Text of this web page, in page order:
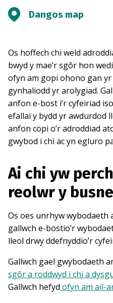
Dangos map
Os hoffech chi weld
bwyd y mae’r sgôr hon
ofyn am gopi ohono gan
gynhaliodd yr arolygiad.
anfon e-bost i’r cyfeiriad
efallai y bydd yr awdurdod
anfon copi o’r adroddiad
gwybod i chi ac yn egluro
Ai chi yw
reolwr y
Os oes unrhyw wybodaeth
gallwch e-bostio’r
lleol drwy ddefnyddio’r
Gallwch gael gwybodaeth
sgôr a roddwyd i chi a
Gallwch hefyd ofyn am ail-